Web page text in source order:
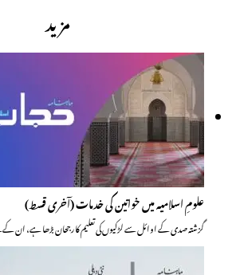
مزید
علومِ اسلامیہ میں خواتین کی خدمات (آخری قسط)
گزشتہ صدی کے اوائل سے لڑکیوں کی تعلیم کا رجحان بڑھا ہے، ان